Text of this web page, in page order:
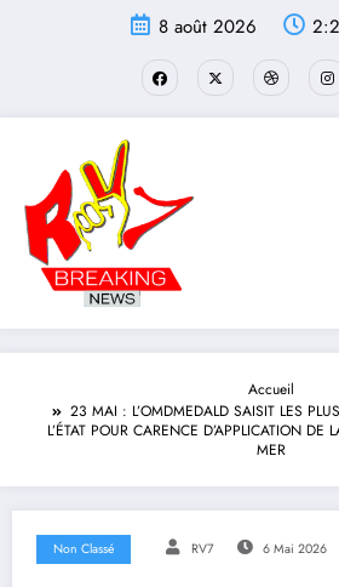
8 août 2026
Accueil
23 MAI : L’OMDMEDALD SAISIT LES
L’ÉTAT POUR CARENCE D’APPLICATION DE
MER
Non Classé RV7 6 Mai 2026